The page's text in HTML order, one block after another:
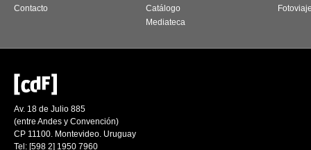
Contacto
Catálogo
Mediateca
Av. 18 de Julio 885
(entre Andes y Convención)
CP 11100. Montevideo. Uruguay
Tel: [598 2] 1950 7960